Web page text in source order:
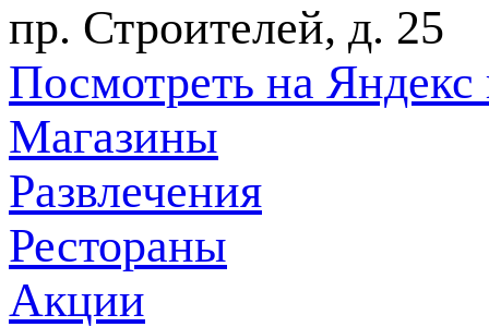
пр. Строителей, д. 25
Посмотреть на Яндекс
Магазины
Развлечения
Рестораны
Акции